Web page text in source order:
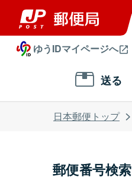
ゆうIDマイページへ
送る
日本郵便トップ
郵便番号検索